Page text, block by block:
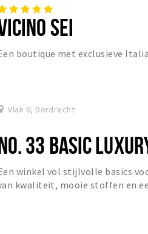
SEI
boutique met exclusieve
Vlak 6, Dordrecht
33 BASIC
winkel vol stijlvolle basics
kwaliteit, mooie stoffen en